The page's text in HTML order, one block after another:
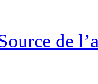
de